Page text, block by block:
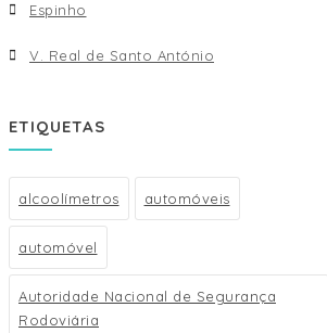
Espinho
V. Real de Santo António
ETIQUETAS
alcoolímetros automóveis
automóvel
Autoridade Nacional de Segurança
Rodoviária